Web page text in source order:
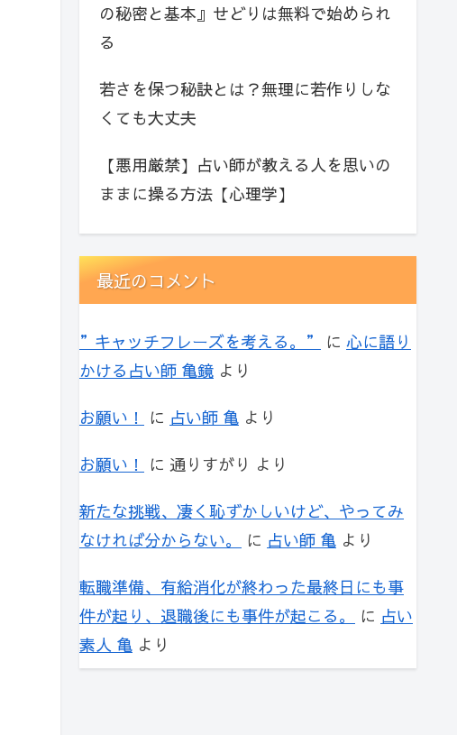
の秘密と基本』せどりは無料で始められ
る
若さを保つ秘訣とは？無理に若作りしな
くても大丈夫
【悪用厳禁】占い師が教える人を思いの
ままに操る方法【心理学】
最近のコメント
”キャッチフレーズを考える。” に 心に語り
かける占い師 亀鏡 より
お願い！ に 占い師 亀 より
お願い！ に 通りすがり より
新たな挑戦、凄く恥ずかしいけど、やってみ
なければ分からない。
に 占い師 亀 より
転職準備、有給消化が終わった最終日にも事
件が起り、退職後にも事件が起こる。
に 占い
素人 亀 より